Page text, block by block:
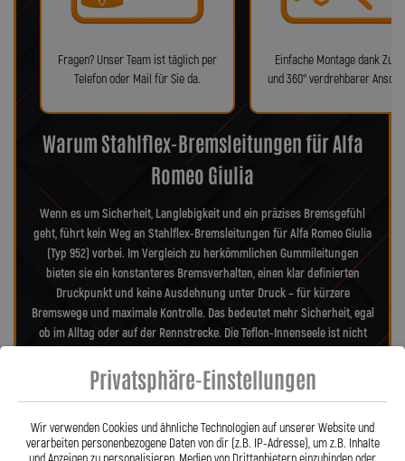
Fragen? Unser Team ist täglich per
Telefon oder Mail für Sie da.
Einfache Montage dank
und 360° verdrehbarer
Warum Stahlflex-Bremsleitungen für Alfa
Romeo Giulia
Wenn es um Sicherheit, Langlebigkeit und ein präzises Bremsgefühl
geht, führt kein Weg an Stahlflex-Bremsleitungen für Alfa Romeo Giulia
(Typ 952) vorbei. Im Vergleich zu herkömmlichen Gummileitungen
bieten sie ein konstanteres Bremsverhalten, einen klar definierten
Druckpunkt und keine Ausdehnung unter Druck – für kürzere
Bremswege und maximale Kontrolle. Das bedeutet mehr Sicherheit, egal
ob im Alltag oder auf der Rennstrecke. Die Teflon-Innenseele ist nicht
Edelstahlgeflecht die Leitungen nahezu wartungsfrei und
unempfindlich gegenüber äußeren Einflüssen macht. Es schützt
regelmäßiger Austausch wie bei Gummileitungen ist nicht mehr nötig.
Das spart Kosten und vermittelt dauerhaft ein sicheres Gefühl beim
Privatsphäre-Einstellungen
Wir verwenden Cookies und ähnliche Technologien auf unserer Website und
verarbeiten personenbezogene Daten von dir (z.B. IP-Adresse), um z.B. Inhalte